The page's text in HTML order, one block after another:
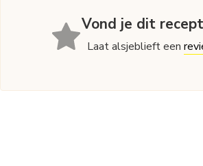
Vond je dit
Laat alsjeblieft een